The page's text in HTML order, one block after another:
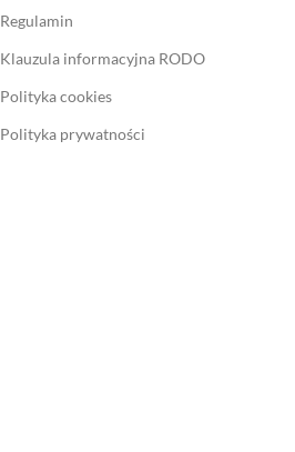
Regulamin
Klauzula informacyjna RODO
Polityka cookies
Polityka prywatności